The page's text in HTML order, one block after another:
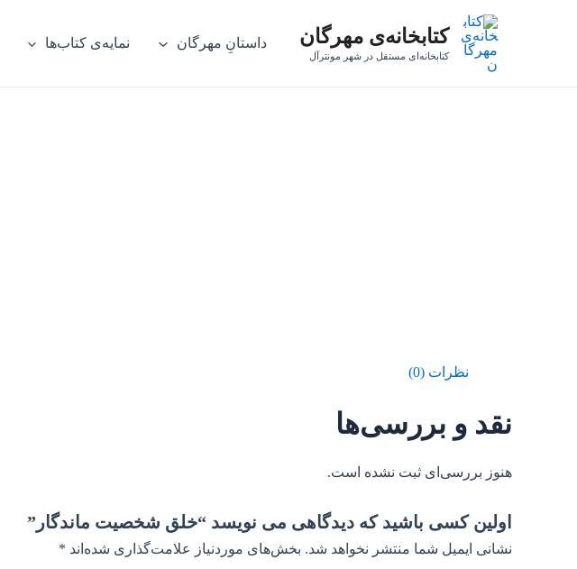
کتابخانه‌ی مهرگان
کتابخانه‌ای مستقل در شهر مونترآل
داستانِ مهرگان نمایه‌ی کتاب‌ها
نظرات (0)
نقد و بررسی‌ها
هنوز بررسی‌ای ثبت نشده است.
اولین کسی باشید که دیدگاهی می نویسد “خلق شخصیت ماندگار”
نشانی ایمیل شما منتشر نخواهد شد. بخش‌های موردنیاز علامت‌گذاری شده‌اند *